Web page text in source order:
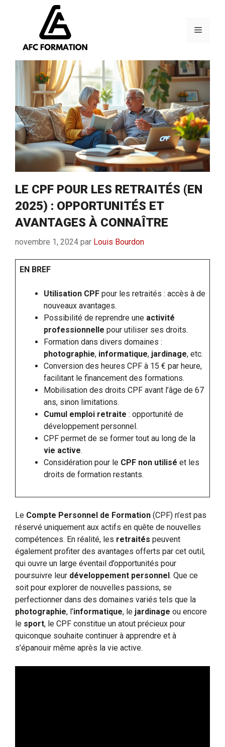
Menu
LE CPF POUR LES RETRAITÉS (EN
2025) : OPPORTUNITÉS ET
AVANTAGES À CONNAÎTRE
novembre 1, 2024 par Louis Bourdon
EN BREF
Utilisation CPF pour les retraités : accès à de
nouveaux avantages.
Possibilité de reprendre une activité
professionnelle pour utiliser ses droits.
Formation dans divers domaines :
photographie, informatique, jardinage, etc.
Conversion des heures CPF à 15 € par heure,
facilitant le financement des formations.
Mobilisation des droits CPF avant l’âge de 67
ans, sinon limitations.
Cumul emploi retraite : opportunité de
développement personnel.
CPF permet de se former tout au long de la
vie active.
Considération pour le CPF non utilisé et les
droits de formation restants.
Le Compte Personnel de Formation (CPF) n’est pas
réservé uniquement aux actifs en quête de nouvelles
compétences. En réalité, les retraités peuvent
également profiter des avantages offerts par cet outil,
qui ouvre un large éventail d’opportunités pour
poursuivre leur développement personnel. Que ce
soit pour explorer de nouvelles passions, se
perfectionner dans des domaines variés tels que la
photographie, l’informatique, le jardinage ou encore
le sport, le CPF constitue un atout précieux pour
quiconque souhaite continuer à apprendre et à
s’épanouir même après la vie active.